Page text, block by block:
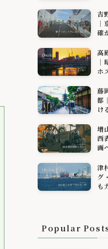
吉
確
高
ホ
藤
都
け
増
西
画
津
グ
も
Popular